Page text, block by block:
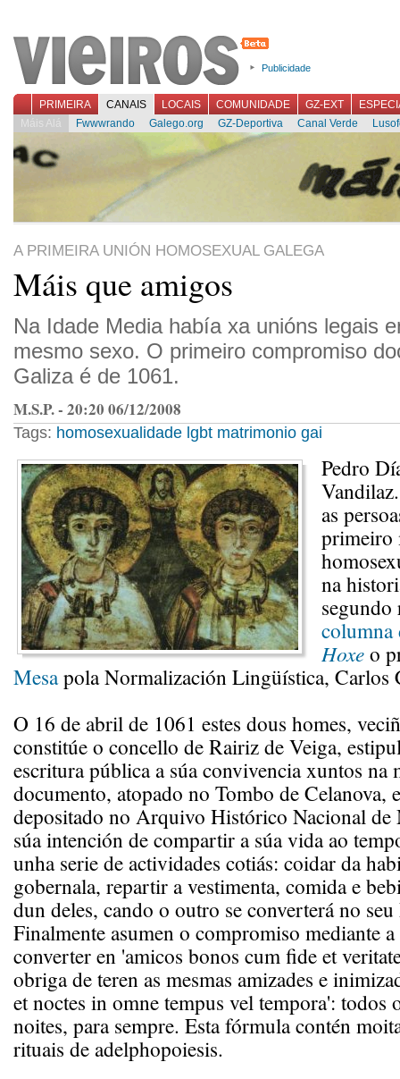
Publicidade
PRIMEIRA CANAIS LOCAIS COMUNIDADE GZ-EXT
Máis Alá
Fwwwrando Galego.org GZ-Deportiva Canal Verde
A PRIMEIRA UNIÓN HOMOSEXUAL GALEGA
Máis que amigos
Na Idade Media había xa unións legais
mesmo sexo. O primeiro compromiso
Galiza é de 1061.
M.S.P. - 20:20 06/12/2008
Tags: homosexualidade lgbt matrimonio gai
Pedro
as
primeiro
na
Hoxeo
Mesapola Normalización Lingüística, Carlos
O 16 de abril de 1061 estes dous homes,
constitúe o concello de Rairiz de Veiga,
escritura pública a súa convivencia xuntos na
documento, atopado no Tombo de Celanova,
depositado no Arquivo Histórico Nacional de
súa intención de compartir a súa vida ao
unha serie de actividades cotiás: coidar da
gobernala, repartir a vestimenta, comida e
dun deles, cando o outro se converterá no
Finalmente asumen o compromiso mediante
converter en 'amicos bonos cum fide et
obriga de teren as mesmas amizades e
et noctes in omne tempus vel tempora': todos
noites, para sempre. Esta fórmula contén
rituais de adelphopoiesis.